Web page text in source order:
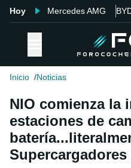
Hoy Mercedes AMG
Inicio Noticias
NIO comienza la
estaciones de
Supercargadores